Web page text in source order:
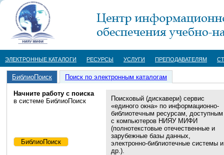
ЭЛЕКТРОННЫЕ КАТАЛОГИ РЕСУРСЫ УСЛУГИ ПРЕПОДАВАТЕЛЯМ
БиблиоПоиск Поиск по электронным каталогам
Начните работу с поиска
в системе БиблиоПоиск
Поисковый (дискавери) сервис
«единого окна» по информационно-
библиотечным ресурсам, доступным
с компьютеров НИЯУ МИФИ
(полнотекстовые отечественные и
зарубежные базы данных,
электронно-библиотечные системы и
др.).